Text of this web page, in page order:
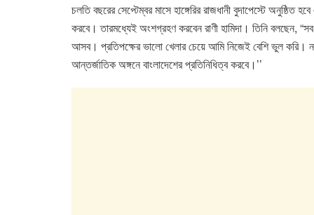
চলতি বছরের সেপ্টেম্বর মাসে হাঙ্গেরির রাজধানী বুদাপেস্টে
করবে। তারমধ্যেই অংশগ্রহণ করবেন রাণী হামিদা। তিনি বলছেন,
আসব। প্রতিপক্ষের ভালো খেলার চেয়ে আমি নিজেই বেশি ভুল করি।
আন্তর্জাতিক অঙ্গনে বাংলাদেশের প্রতিনিধিত্ব করবে।’’